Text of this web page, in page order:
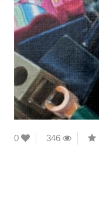
0 346